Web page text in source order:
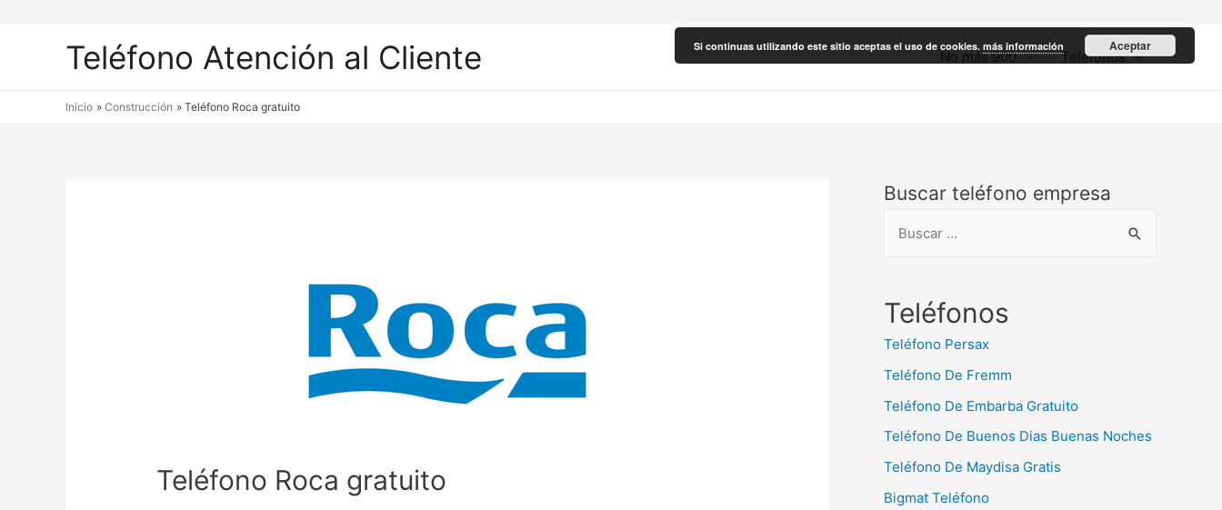
Teléfono Atención al Cliente No más 900 Teléfonos
Inicio Construcción Teléfono Roca gratuito
Teléfono Roca gratuito
Buscar teléfono empresa
c
Teléfonos
Teléfono Persax
Teléfono De Fremm
Teléfono De Embarba Gratuito
Teléfono De Buenos Dias Buenas Noches
Teléfono De Maydisa Gratis
Bigmat Teléfono
Si continuas utilizando este sitio aceptas el uso de cookies. más información Aceptar